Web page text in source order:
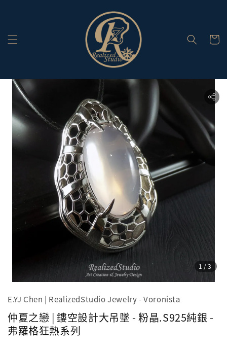
1 /3
E.YJ Chen | RealizedStudio Jewelry - Voronista
仲夏之戀 | 鏤空設計大吊墜 - 粉晶.S925純銀 -
弗羅格狂熱系列